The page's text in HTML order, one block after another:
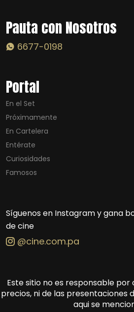
Pauta con Nosotros
6677-0198
Portal
En el Set
Próximamente
En Cartelera
Entérate
Curiosidades
Famosos
Síguenos en Instagram y gana
de cine
@cine.com.pa
Este sitio no es responsable por
precios, ni de las presentaciones
aqui se